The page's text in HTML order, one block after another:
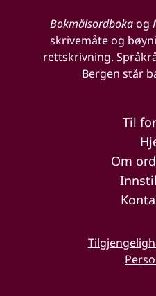
Bokmålsordbokaog
skrivemåte og
rettskrivning.
Bergen står
Til
Om